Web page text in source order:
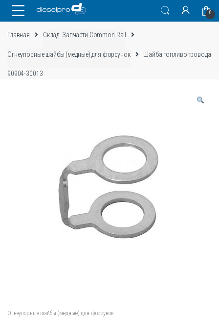
0
Главная Склад: Запчасти Common Rail
Огнеупорные шайбы (медные) для форсунок Шайба топливопровода
90904-30013
Огнеупорные шайбы (медные) для форсунок